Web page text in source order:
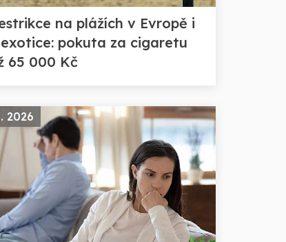
na plážích v Evropě i
pokuta za cigaretu
65 000 Kč
2026